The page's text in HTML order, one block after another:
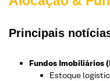
Principais
Fundos Imobiliários
Estoque